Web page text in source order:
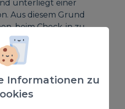
unterliegt einer
Aus diesem Grund
beim Check-in zu
vorhanden sind,
zu informieren, um
vermeiden.
einen Aufpreis von 100
Aufenthalt erlaubt,
zusätzlichen
Informationen zu